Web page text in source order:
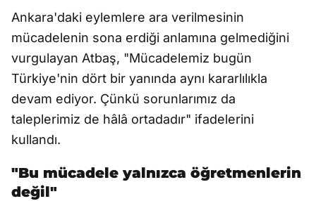
Ankara'daki eylemlere ara verilmesinin
mücadelenin sona erdiği anlamına gelmediğini
vurgulayan Atbaş, "Mücadelemiz bugün
Türkiye'nin dört bir yanında aynı kararlılıkla
devam ediyor. Çünkü sorunlarımız da
taleplerimiz de hâlâ ortadadır" ifadelerini
kullandı.
"Bu mücadele yalnızca öğretmenlerin
değil"